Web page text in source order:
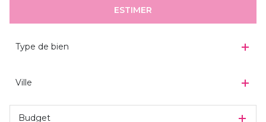
ESTIMER
Type de bien
Ville
Budget